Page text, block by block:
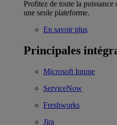
Profitez de toute la
une seule plateforme.
En savoir plus
Principales
Microsoft Intune
ServiceNow
Freshworks
Jira